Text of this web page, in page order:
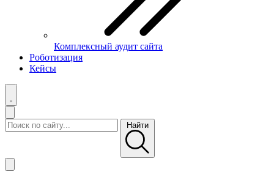
Комплексный аудит сайта
Роботизация
Кейсы
Найти